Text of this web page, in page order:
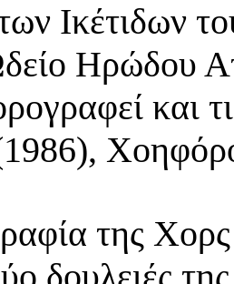
Ικέτιδων
Ηρώδου
και
της Χορς